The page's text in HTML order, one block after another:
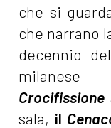
che si
che narrano
decennio
Crocifissione
sala, il